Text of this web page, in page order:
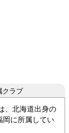
、北海道出身の
岡に所属してい
クラブ